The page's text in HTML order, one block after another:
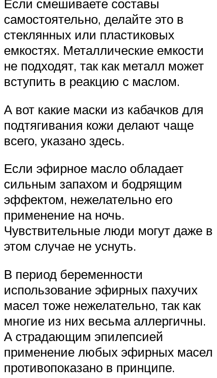
Если смешиваете составы
самостоятельно, делайте это в
стеклянных или пластиковых
емкостях. Металлические емкости
не подходят, так как металл может
вступить в реакцию с маслом.
А вот какие маски из кабачков для
подтягивания кожи делают чаще
всего, указано здесь.
Если эфирное масло обладает
сильным запахом и бодрящим
эффектом, нежелательно его
применение на ночь.
Чувствительные люди могут даже в
этом случае не уснуть.
В период беременности
использование эфирных пахучих
масел тоже нежелательно, так как
многие из них весьма аллергичны.
А страдающим эпилепсией
применение любых эфирных масел
противопоказано в принципе.